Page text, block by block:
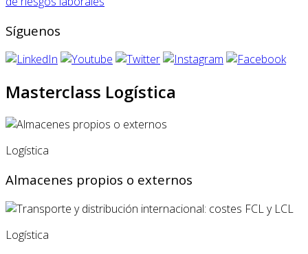
Síguenos
Masterclass Logística
Logística
Almacenes propios o externos
Logística